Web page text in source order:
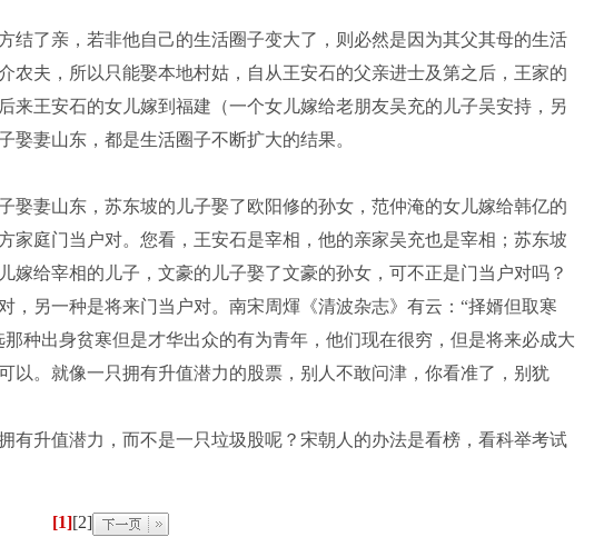
了亲，若非他自己的生活圈子变大了，则必然是因为其父其母的生活
农夫，所以只能娶本地村姑，自从王安石的父亲进士及第之后，王家的
来王安石的女儿嫁到福建（一个女儿嫁给老朋友吴充的儿子吴安持，另
妻山东，都是生活圈子不断扩大的结果。
妻山东，苏东坡的儿子娶了欧阳修的孙女，范仲淹的女儿嫁给韩亿的
家庭门当户对。您看，王安石是宰相，他的亲家吴充也是宰相；苏东坡
嫁给宰相的儿子，文豪的儿子娶了文豪的孙女，可不正是门当户对吗？
另一种是将来门当户对。南宋周煇《清波杂志》有云：“择婿但取寒
种出身贫寒但是才华出众的有为青年，他们现在很穷，但是将来必成大
以。就像一只拥有升值潜力的股票，别人不敢问津，你看准了，别犹
升值潜力，而不是一只垃圾股呢？宋朝人的办法是看榜，看科举考试
[1][2]